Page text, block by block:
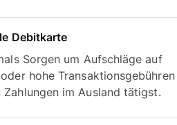
Debitkarte
Sorgen um Aufschläge auf
hohe Transaktionsgebühren
Zahlungen im Ausland tätigst.